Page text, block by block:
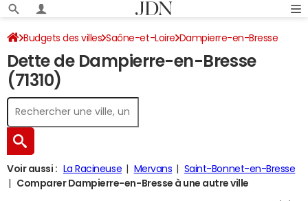
Budgets des villes Saône-et-Loire Dampierre-en-Bresse
Dette au 31/12/2024
Dette de Dampierre-en-Bresse
(71310)
Voir aussi : La Racineuse Mervans
Saint-Bonnet-en-Bresse
Comparer Dampierre-en-Bresse à une autre ville